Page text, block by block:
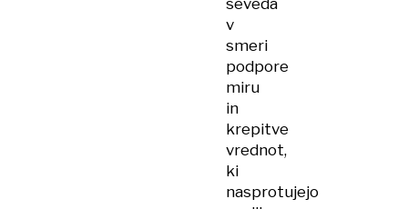
seveda
v
smeri
podpore
miru
in
krepitve
vrednot,
ki
nasprotujejo